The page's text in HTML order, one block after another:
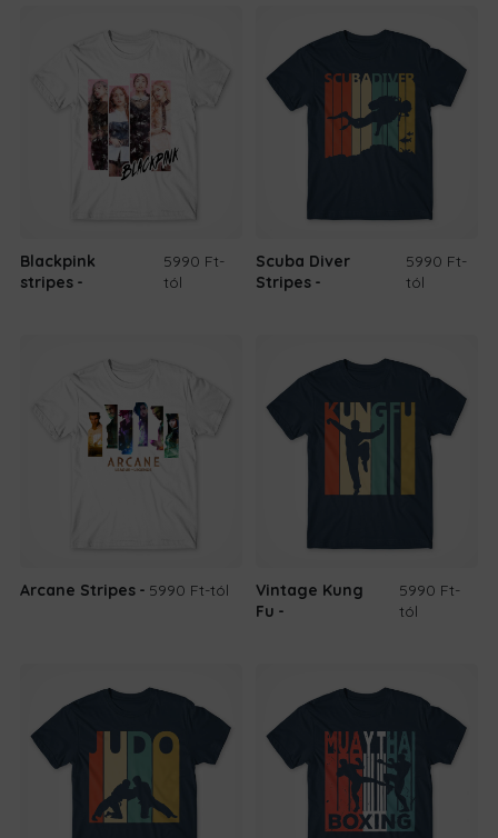
Blackpink
stripes
5990 Ft-
tól
Scuba Diver
Stripes
5990 Ft-
tól
Arcane Stripes 5990 Ft-tól
Vintage Kung
Fu
5990 Ft-
tól